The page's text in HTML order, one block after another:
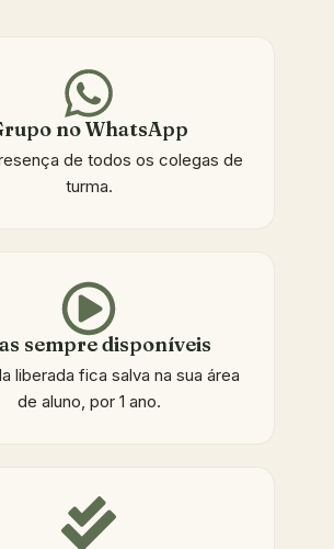
no WhatsApp
de todos os colegas de
turma.
sempre disponíveis
liberada fica salva na sua área
de aluno, por 1 ano.